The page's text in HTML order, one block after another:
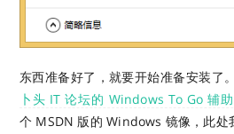
东西准备好了，就要开始准备安装了
卜头 IT 论坛的 Windows To Go 辅
个 MSDN 版的 Windows 镜像，此处